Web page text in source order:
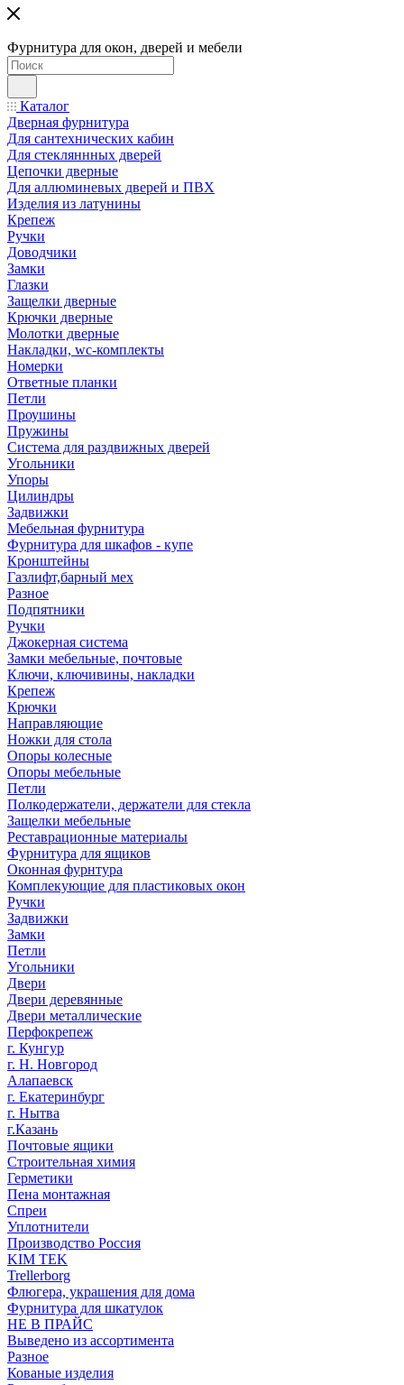
Фурнитура для окон, дверей и мебели
Каталог
Дверная фурнитура
Для сантехнических кабин
Для стекляннных дверей
Цепочки дверные
Для аллюминевых дверей и ПВХ
Изделия из латунины
Крепеж
Ручки
Доводчики
Замки
Глазки
Защелки дверные
Крючки дверные
Молотки дверные
Накладки, wc-комплекты
Номерки
Ответные планки
Петли
Проушины
Пружины
Система для раздвижных дверей
Угольники
Упоры
Цилиндры
Задвижки
Мебельная фурнитура
Фурнитура для шкафов - купе
Кронштейны
Газлифт,барный мех
Разное
Подпятники
Ручки
Джокерная система
Замки мебельные, почтовые
Ключи, ключивины, накладки
Крепеж
Крючки
Направляющие
Ножки для стола
Опоры колесные
Опоры мебельные
Петли
Полкодержатели, держатели для стекла
Защелки мебельные
Реставрационные материалы
Фурнитура для ящиков
Оконная фурнтура
Комплекующие для пластиковых окон
Ручки
Задвижки
Замки
Петли
Угольники
Двери
Двери деревянные
Двери металлические
Перфокрепеж
г. Кунгур
г. Н. Новгород
Алапаевск
г. Екатеринбург
г. Нытва
г.Казань
Почтовые ящики
Строительная химия
Герметики
Пена монтажная
Спреи
Уплотнители
Производство Россия
KIM TEK
Trellerborg
Флюгера, украшения для дома
Фурнитура для шкатулок
НЕ В ПРАЙС
Выведено из ассортимента
Разное
Кованые изделия